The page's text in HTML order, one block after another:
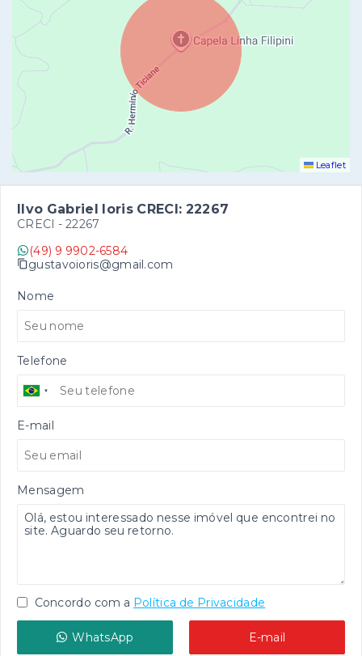
Leaflet
Ilvo Gabriel Ioris CRECI: 22267
CRECI - 22267
(49) 9 9902-6584
gustavoioris@gmail.com
Nome
Telefone
E-mail
Mensagem
Concordo com a Política de Privacidade
WhatsApp E-mail